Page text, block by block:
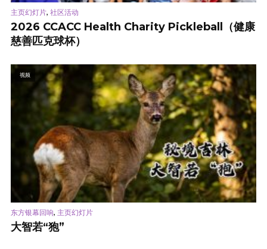
主页幻灯片, 社区活动
2026 CCACC Health Charity Pickleball（健康
慈善匹克球杯）
视频
东方银幕回响, 主页幻灯片
大智若“狍”